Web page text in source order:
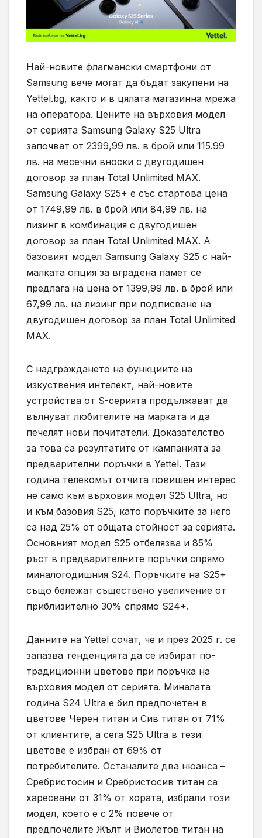
Най-новите флагмански смартфони от
Samsung вече могат да бъдат закупени на
Yettel.bg, както и в цялата магазинна мрежа
на оператора. Цените на върховия модел
от серията Samsung Galaxy S25 Ultra
започват от 2399,99 лв. в брой или 115.99
лв. на месечни вноски с двугодишен
договор за план Total Unlimited MAX.
Samsung Galaxy S25+ е със стартова цена
от 1749,99 лв. в брой или 84,99 лв. на
лизинг в комбинация с двугодишен
договор за план Total Unlimited MAX. А
базовият модел Samsung Galaxy S25 с най-
малката опция за вградена памет се
предлага на цена от 1399,99 лв. в брой или
67,99 лв. на лизинг при подписване на
двугодишен договор за план Total Unlimited
MAX.
С надграждането на функциите на
изкуствения интелект, най-новите
устройства от S-серията продължават да
вълнуват любителите на марката и да
печелят нови почитатели. Доказателство
за това са резултатите от кампанията за
предварителни поръчки в Yettel. Тази
година телекомът отчита повишен интерес
не само към върховия модел S25 Ultra, но
и към базовия S25, като поръчките за него
са над 25% от общата стойност за серията.
Основният модел S25 отбелязва и 85%
ръст в предварителните поръчки спрямо
миналогодишния S24. Поръчките на S25+
също бележат съществено увеличение от
приблизително 30% спрямо S24+.
Данните на Yettel сочат, че и през 2025 г. се
запазва тенденцията да се избират по-
традиционни цветове при поръчка на
върховия модел от серията. Миналата
година S24 Ultra е бил предпочетен в
цветове Черен титан и Сив титан от 71%
от клиентите, а сега S25 Ultra в тези
цветове е избран от 69% от
потребителите. Останалите два нюанса –
Сребристосин и Сребристосив титан са
харесвани от 31% от хората, избрали този
модел, което е с 2% повече от
предпочелите Жълт и Виолетов титан на